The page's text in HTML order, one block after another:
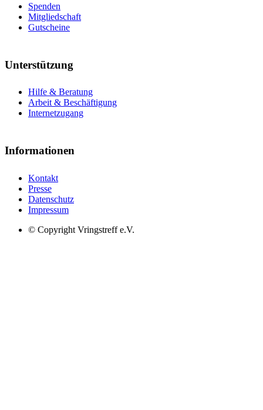
Spenden
Mitgliedschaft
Gutscheine
Unterstützung
Hilfe & Beratung
Arbeit & Beschäftigung
Internetzugang
Informationen
Kontakt
Presse
Datenschutz
Impressum
© Copyright Vringstreff e.V.